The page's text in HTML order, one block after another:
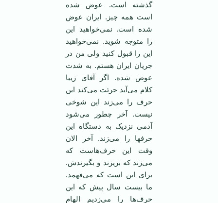
گذشته است. عوض شده
است همه چیز. ایران عوض
شده است. نمی‌خواهید این
را متوجه شوید. نمی‌خواهید
این را قبول کنید ولی من در
جریان ایران هستم. به شدت
عوض شده. اگر آقای زیبا
کلام می‌آید جرئت می‌کند این
حرف را می‌زند این شوخی
نیست. آخر چطور می‌شود
آدمی نزدیک به دستگاه این
حرفها را می‌زند. آخر الان
وقت این حرف‌هاست که
می‌زند که بریزند و بگیرندش.
برای این است که می‌فهمد.
ما بیست سال پیش که این
حرف‌ها را می‌زدیم الهام